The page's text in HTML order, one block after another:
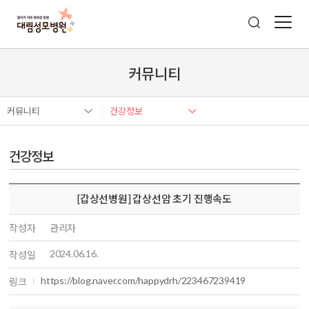
커뮤니티
커뮤니티 건강정보
건강정보
[갑상선병원] 갑상선암 초기 진행속도
작성자 관리자
작성일 2024.06.16.
링크 https://blog.naver.com/happydrh/223467239419